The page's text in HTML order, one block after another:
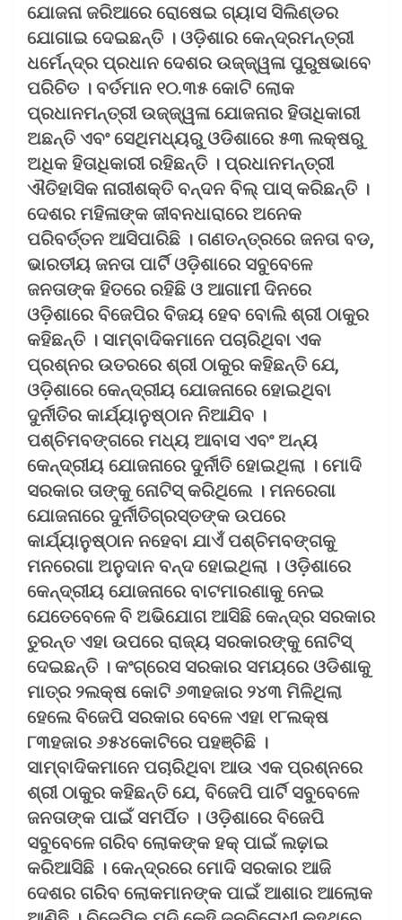
ଯୋଜନା ଜରିଆରେ ରୋଷେଇ ଗ୍ୟାସ ସିଲିଣ୍ଡର
ଯୋଗାଇ ଦେଇଛନ୍ତି । ଓଡ଼ିଶାର କେନ୍ଦ୍ରମନ୍ତ୍ରୀ
ଧର୍ମେନ୍ଦ୍ର ପ୍ରଧାନ ଦେଶର ଉଜ୍ଜ୍ୱଳା ପୁରୁଷଭାବେ
ପରିଚିତ । ବର୍ତମାନ ୧୦.୩୫ କୋଟି ଲୋକ
ପ୍ରଧାନମନ୍ତ୍ରୀ ଉଜ୍ଜ୍ୱଳା ଯୋଜନାର ହିତାଧିକାରୀ
ଅଛନ୍ତି ଏବଂ ସେଥିମଧ୍ୟରୁ ଓଡିଶାରେ ୫୩ ଲକ୍ଷରୁ
ଅଧିକ ହିତାଧିକାରୀ ରହିଛନ୍ତି । ପ୍ରଧାନମନ୍ତ୍ରୀ
ଐତିହାସିକ ନାରୀଶକ୍ତି ବନ୍ଦନ ବିଲ୍ ପାସ୍ କରିଛନ୍ତି ।
ଦେଶର ମହିଳାଙ୍କ ଜୀବନଧାରାରେ ଅନେକ
ପରିବର୍ତ୍ତନ ଆସିପାରିଛି । ଗଣତନ୍ତ୍ରରେ ଜନତା ବଡ,
ଭାରତୀୟ ଜନତା ପାର୍ଟି ଓଡ଼ିଶାରେ ସବୁବେଳେ
ଜନତାଙ୍କ ହିତରେ ରହିଛି ଓ ଆଗାମୀ ଦିନରେ
ଓଡ଼ିଶାରେ ବିଜେପିର ବିଜୟ ହେବ ବୋଲି ଶ୍ରୀ ଠାକୁର
କହିଛନ୍ତି । ସାମ୍ବାଦିକମାନେ ପଚାରିଥିବା ଏକ
ପ୍ରଶ୍ନର ଉତରରେ ଶ୍ରୀ ଠାକୁର କହିଛନ୍ତି ଯେ,
ଓଡ଼ିଶାରେ କେନ୍ଦ୍ରୀୟ ଯୋଜନାରେ ହୋଇଥିବା
ଦୁର୍ନୀତିର କାର୍ଯ୍ୟାନୁଷ୍ଠାନ ନିଆଯିବ ।
ପଶ୍ଚିମବଙ୍ଗରେ ମଧ୍ୟ ଆବାସ ଏବଂ ଅନ୍ୟ
କେନ୍ଦ୍ରୀୟ ଯୋଜନାରେ ଦୁର୍ନୀତି ହୋଇଥିଲା । ମୋଦି
ସରକାର ତାଙ୍କୁ ନୋଟିସ୍ କରିଥିଲେ । ମନରେଗା
ଯୋଜନାରେ ଦୁର୍ନୀତିଗ୍ରସ୍ତଙ୍କ ଉପରେ
କାର୍ଯ୍ୟାନୁଷ୍ଠାନ ନହେବା ଯାଏଁ ପଶ୍ଚିମବଙ୍ଗକୁ
ମନରେଗା ଅନୁଦାନ ବନ୍ଦ ହୋଇଥିଲା । ଓଡ଼ିଶାରେ
କେନ୍ଦ୍ରୀୟ ଯୋଜନାରେ ବାଟମାରଣାକୁ ନେଇ
ଯେତେବେଳେ ବି ଅଭିଯୋଗ ଆସିଛି କେନ୍ଦ୍ର ସରକାର
ତୁରନ୍ତ ଏହା ଉପରେ ରାଜ୍ୟ ସରକାରଙ୍କୁ ନୋଟିସ୍
ଦେଇଛନ୍ତି । କଂଗ୍ରେସ ସରକାର ସମୟରେ ଓଡିଶାକୁ
ମାତ୍ର ୨ଲକ୍ଷ କୋଟି ୬୩ହଜାର ୨୪୩ ମିଳିଥିଲା
ହେଲେ ବିଜେପି ସରକାର ବେଳେ ଏହା ୧୮ଲକ୍ଷ
୮୩ହଜାର ୬୫୪କୋଟିରେ ପହଞ୍ଚିଛି ।
ସାମ୍ବାଦିକମାନେ ପଚାରିଥିବା ଆଉ ଏକ ପ୍ରଶ୍ନରେ
ଶ୍ରୀ ଠାକୁର କହିଛନ୍ତି ଯେ, ବିଜେପି ପାର୍ଟି ସବୁବେଳେ
ଜନତାଙ୍କ ପାଇଁ ସମର୍ପିତ । ଓଡ଼ିଶାରେ ବିଜେପି
ସବୁବେଳେ ଗରିବ ଲୋକଙ୍କ ହକ୍ ପାଇଁ ଲଢ଼ାଇ
କରିଆସିଛି । କେନ୍ଦ୍ରରେ ମୋଦି ସରକାର ଆଜି
ଦେଶର ଗରିବ ଲୋକମାନଙ୍କ ପାଇଁ ଆଶାର ଆଲୋକ